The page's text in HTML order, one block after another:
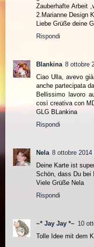
Zauberhafte Arbeit
2.Marianne Design
Liebe Grüße deine
Rispondi
Blankina 8 ottobre
Ciao Ulla, avevo
anche partecipata
Bellissimo lavoro
così creativa con
GLG BLankina
Rispondi
Nela 8 ottobre
Deine Karte ist
Schön, dass Du bei
Viele Grüße Nela
Rispondi
~* Jay Jay *~ 10
Tolle Idee mit dem